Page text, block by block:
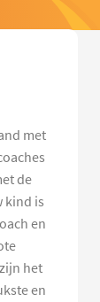
met
de
kind is
en
het
en